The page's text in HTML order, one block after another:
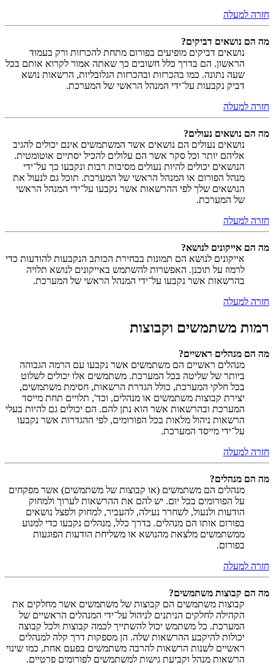
חזרה למעלה
מה הם נושאים דביקים?
נושאים דביקים מופיעים בפורום מתחת להכרזות ורק בעמוד
הראשון. הם בדרך כלל חשובים כך שאתה אמור לקרוא אותם בכל
שעה נתונה. כמו בהכרזות ובהכרזות הגלובליות, הרשאות נושא
דביק נקבעות על־ידי המנהל הראשי של המערכת.
חזרה למעלה
מה הם נושאים נעולים?
נושאים נעולים הם נושאים אשר המשתמשים אינם יכולים להגיב
אליהם יותר וכל סקר אשר הם עלולים להכיל יסתיים אוטומטית.
הנושאים יכולים להיות נעולים מסיבות רבות ונקבעו כך על־ידי
מנהל הפורום או המנהל הראשי של המערכת. תוכל גם לנעול את
הנושאים שלך לפי ההרשאות אשר נקבעו על־ידי המנהל הראשי
של המערכת.
חזרה למעלה
מה הם אייקונים לנושא?
אייקונים לנושא הם תמונות בבחירת הכותב הנקבעות להודעות כדי
לרמוז על תוכנן. האפשרות להשתמש באייקונים לנושא תלויה
בהרשאות אשר נקבעו על־ידי המנהל הראשי של המערכת.
חזרה למעלה
רמות משתמשים וקבוצות
מה הם מנהלים ראשיים?
מנהלים ראשיים הם משתמשים אשר נקבעו עם הרמה הגבוהה
ביותר של שליטה בכל המערכת. משתמשים אלו יכולים לשלוט
בכל חלקי המערכת, כולל הגדרת הרשאות, חסימת משתמשים,
יצירת קבוצות משתמשים או מנהלים, וכד', תלויים תחת מייסד
המערכת ובהרשאות אשר הוא נתן להם. הם יכולים גם להיות בעלי
הרשאות ניהול מלאות בכל הפורומים, לפי ההגדרות אשר נקבעו
על־ידי מייסד המערכת.
חזרה למעלה
מה הם מנהלים?
מנהלים הם משתמשים (או קבוצות של משתמשים) אשר מפקחים
על הפורומים בכל יום. יש להם את ההרשאות לערוך ולמחוק
הודעות ולנעול, לשחרר נעילה, להעביר, למחוק ולפצל נושאים
בפורום אותו הם מנהלים. בדרך כלל, מנהלים נקבעו כדי למנוע
ממשתמשים מלצאת מהנושא או משליחת הודעות הפוגעות
בפורום.
חזרה למעלה
מה הם קבוצות משתמשים?
קבוצות משתמשים הם קבוצות של משתמשים אשר מחלקים את
הקהילה לחלקים הניתנים לניהול על־ידי המנהלים הראשיים של
המערכת. כל משתמש יכול להשתייך לכמה קבוצות ולכל קבוצה
יכולות להיקבע ההרשאות שלה. הן מספקות דרך קלה למנהלים
ראשיים לשנות הרשאות להרבה משתמשים בפעם אחת, כמו שינוי
הרשאות מנהל וקביעת גישות למשתמשים לפורומים פרטיים.